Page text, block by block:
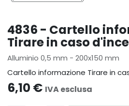
4836 - Cartello
Tirare in caso
Alluminio 0,5 mm - 200x150 mm
Cartello informazione Tirare in
6,10 € IVA esclusa